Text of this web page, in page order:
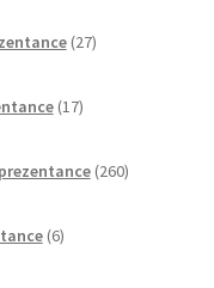
27izdelkov
17izdelkov
260izdelkov
6izdelkov